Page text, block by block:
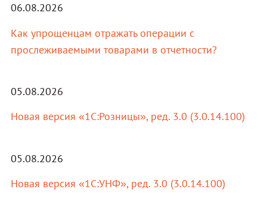
06.08.2026
Как упрощенцам отражать операции с
прослеживаемыми товарами в отчетности?
05.08.2026
Новая версия «1С:Розницы», ред. 3.0 (3.0.14.100)
05.08.2026
Новая версия «1С:УНФ», ред. 3.0 (3.0.14.100)